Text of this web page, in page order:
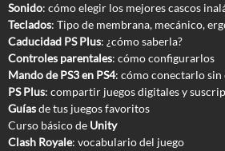
Sonido: cómo elegir los mejores cascos
Teclados: Tipo de membrana, mecánico,
Caducidad PS Plus: ¿cómo saberla?
Controles parentales: cómo configurarlos
Mando de PS3 en PS4: cómo conectarlo sin
PS Plus: compartir juegos digitales y
Guíasde tus juegos favoritos
Curso básico de Unity
Clash Royale: vocabulario del juego